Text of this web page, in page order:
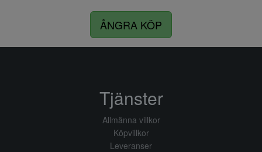
ÅNGRA KÖP
Tjänster
Allmänna villkor
Köpvillkor
Leveranser